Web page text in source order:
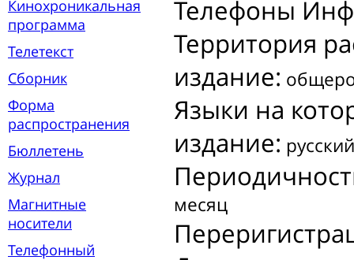
Кинохроникальная
программа
Телетекст
Сборник
Форма
распространения
Бюллетень
Журнал
Магнитные
носители
Телефонный
Телефоны
Территория
издание:
Языки на
издание: русский
месяц